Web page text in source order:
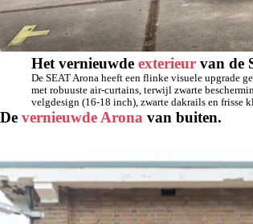
Het vernieuwdeexterieurvan de
De SEAT Arona heeft een flinke visuele upgrade
met robuuste air-curtains, terwijl zwarte
velgdesign (16-18 inch), zwarte dakrails en frisse
De vernieuwde Arona van buiten.